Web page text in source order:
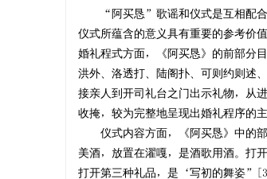
“阿买恳”歌谣和仪式是互相配合、
仪式所蕴含的意义具有重要的参考价值
婚礼程式方面，《阿买恳》的前部分
洪外、洛透打、陆阁扑、可则约则述
接亲人到开司礼台之门出示礼物，从
收掩，较为完整地呈现出婚礼程序的主
仪式内容方面，《阿买恳》中的部
美酒，放置在濯嘎，是酒歌用酒。打
打开第三种礼品，是‘写初的舞姿